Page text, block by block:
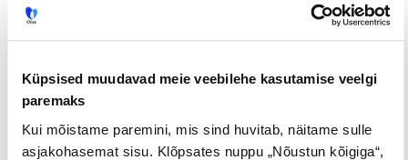
Küpsised muudavad meie veebilehe kasutamise veelgi
paremaks
Kui mõistame paremini, mis sind huvitab, näitame sulle
asjakohasemat sisu. Klõpsates nuppu „Nõustun kõigiga“,
Prev